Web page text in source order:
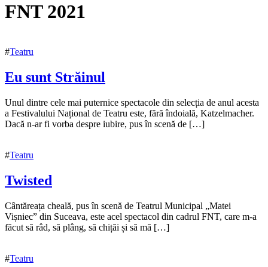
FNT 2021
#Teatru
Eu sunt Străinul
17
noiembrie
2021
Unul dintre cele mai puternice spectacole din selecția de anul acesta
a Festivalului Național de Teatru este, fără îndoială, Katzelmacher.
Dacă n-ar fi vorba despre iubire, pus în scenă de […]
#Teatru
Twisted
17
noiembrie
2021
Cântăreața cheală, pus în scenă de Teatrul Municipal „Matei
Vișniec” din Suceava, este acel spectacol din cadrul FNT, care m-a
făcut să râd, să plâng, să chițăi și să mă […]
#Teatru